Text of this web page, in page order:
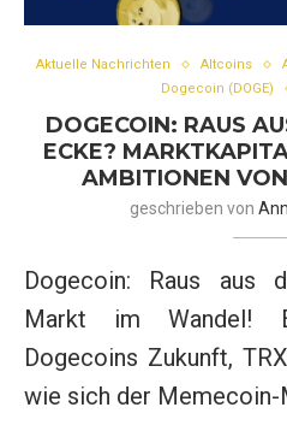
Aktuelle Nachrichten Altcoins
Dogecoin (DOGE)
DOGECOIN: RAUS
ECKE?
AMBITIONEN
geschrieben von
Dogecoin: Raus aus
Markt im Wandel!
Dogecoins Zukunft,
wie sich der Memecoin-